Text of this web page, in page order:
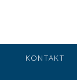
KONTAKT